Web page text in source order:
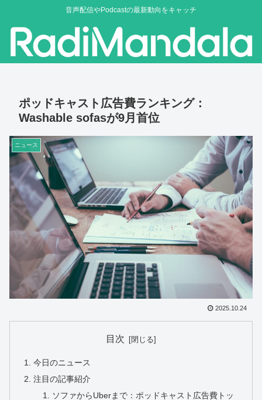
音声配信やPodcastの最新動向をキャッチ
ポッドキャスト広告費ランキング：
Washable sofasが9月首位
ニュース
2025.10.24
目次
今日のニュース
注目の記事紹介
ソファからUberまで：ポッドキャスト広告費トッ